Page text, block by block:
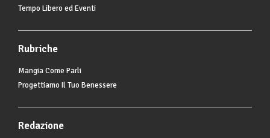
Tempo Libero ed Eventi
Rubriche
Mangia Come Parli
Progettiamo Il Tuo Benessere
Redazione